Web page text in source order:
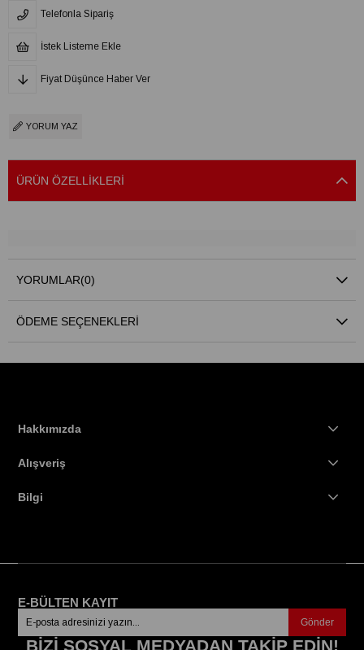
Telefonla Sipariş
İstek Listeme Ekle
Fiyat Düşünce Haber Ver
YORUM YAZ
ÜRÜN ÖZELLIKLERI
YORUMLAR(0)
ÖDEME SEÇENEKLERI
Hakkımızda
Alışveriş
Bilgi
E-BÜLTEN KAYIT
Gönder
BİZİ SOSYAL MEDYADAN TAKİP EDİN!